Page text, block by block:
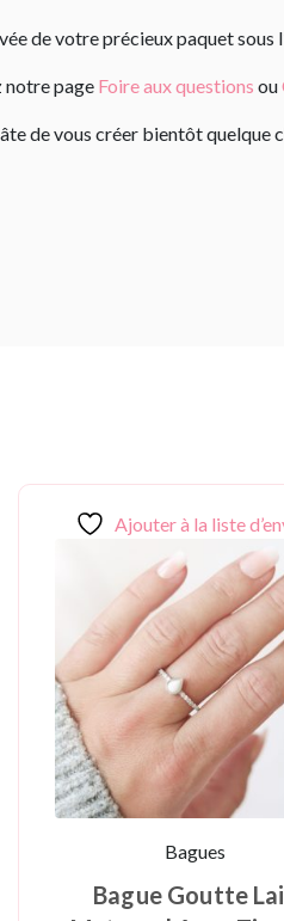
de votre précieux paquet sous
notre page Foire aux questions ou
de vous créer bientôt quelque
Ajouter à la liste
Bagues
Bague Goutte